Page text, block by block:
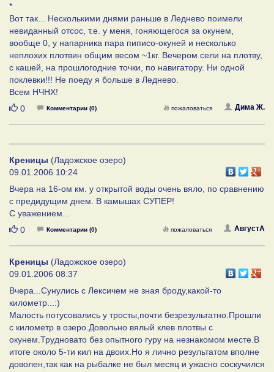
*
Вот так... Несколькими днями раньше в Леднево поимели
невиданный отсос, т.е. у меня, гоняющегося за окунем,
вообще 0, у напарника пара пиписо-окуней и несколько
неплохих плотвин общим весом ~1кг. Вечером сели на плотву,
с кашей, на прошлогодние точки, по навигатору. Ни одной
поклевки!!! Не поеду я больше в Леднево.
Всем НЧНХ!
Нравится
0 Комментарии (0) Дима Ж.
пожаловаться
Креницы (Ладожское озеро)
09.01.2006 10:24
Вчера на 16-ом км. у открытой воды очень вяло, по сравнению
с предидущим днем. В камышах СУПЕР!
С уважением...
Нравится
0 Комментарии (0) АвгустА
пожаловаться
Креницы (Ладожское озеро)
09.01.2006 08:37
Вчера...Сунулись с Лексичем не зная броду,какой-то
километр...:)
Малость потусовались у тросты,почти безрезультатно.Прошли
с километр в озеро.Довольно вялый клев плотвы с
окунем.Трудновато без опытного гуру на незнакомом месте.В
итоге около 5-ти кил на двоих.Но я лично результатом вполне
доволен,так как на рыбалке не был месяц и ужасно соскучился